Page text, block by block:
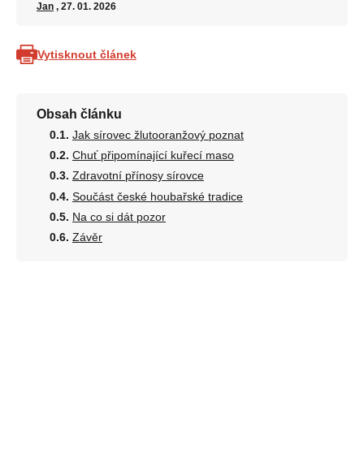
Jan , 27. 01. 2026
Vytisknout článek
Obsah článku
Jak sírovec žlutooranžový poznat
Chuť připomínající kuřecí maso
Zdravotní přínosy sírovce
Součást české houbařské tradice
Na co si dát pozor
Závěr